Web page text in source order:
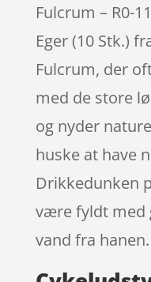
Fulcrum – R0-
Eger (10 Stk.)
Fulcrum, der
med de store
og nyder
huske at have
Drikkedunken
være fyldt med
vand fra hanen.